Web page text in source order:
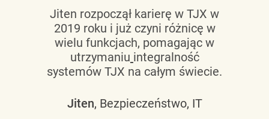
Jiten rozpoczął karierę w TJX w
2019 roku i już czyni różnicę w
wielu funkcjach, pomagając w
utrzymaniu integralność
systemów TJX na całym świecie.
Jiten, Bezpieczeństwo, IT